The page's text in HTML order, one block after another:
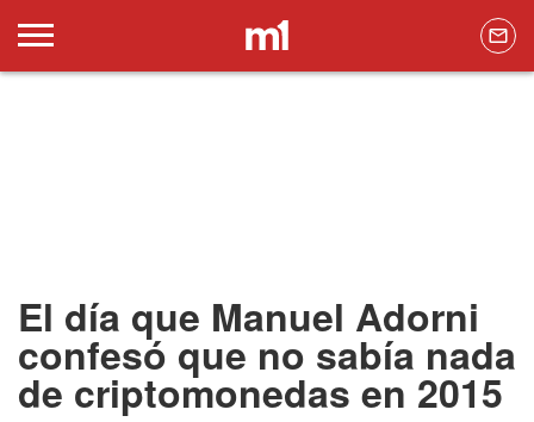
El día que Manuel Adorni
confesó que no sabía nada
de criptomonedas en 2015